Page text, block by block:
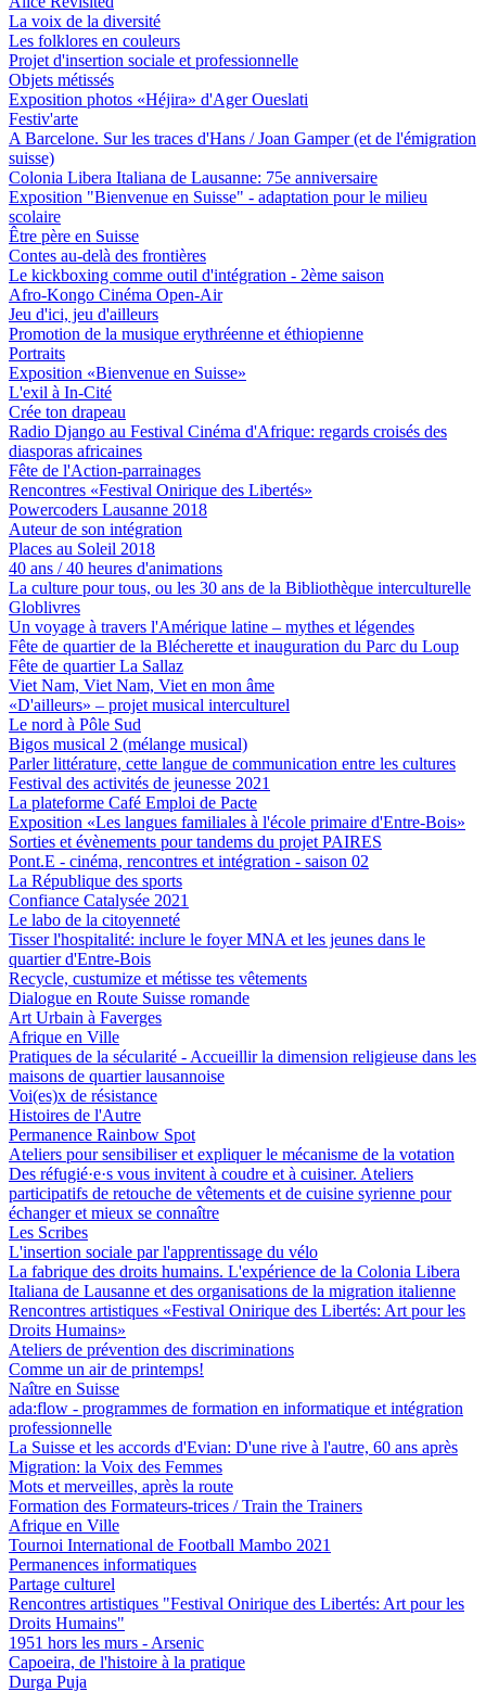
La voix de la diversité
Les folklores en couleurs
Projet d'insertion sociale et professionnelle
Objets métissés
Exposition photos «Héjira» d'Ager Oueslati
Festiv'arte
A Barcelone. Sur les traces d'Hans / Joan Gamper (et de l'émigration
suisse)
Colonia Libera Italiana de Lausanne: 75e anniversaire
Exposition "Bienvenue en Suisse" - adaptation pour le milieu
scolaire
Être père en Suisse
Contes au-delà des frontières
Le kickboxing comme outil d'intégration - 2ème saison
Afro-Kongo Cinéma Open-Air
Jeu d'ici, jeu d'ailleurs
Promotion de la musique erythréenne et éthiopienne
Portraits
Exposition «Bienvenue en Suisse»
L'exil à In-Cité
Crée ton drapeau
Radio Django au Festival Cinéma d'Afrique: regards croisés des
diasporas africaines
Fête de l'Action-parrainages
Rencontres «Festival Onirique des Libertés»
Powercoders Lausanne 2018
Auteur de son intégration
Places au Soleil 2018
40 ans / 40 heures d'animations
La culture pour tous, ou les 30 ans de la Bibliothèque interculturelle
Globlivres
Un voyage à travers l'Amérique latine – mythes et légendes
Fête de quartier de la Blécherette et inauguration du Parc du Loup
Fête de quartier La Sallaz
Viet Nam, Viet Nam, Viet en mon âme
«D'ailleurs» – projet musical interculturel
Le nord à Pôle Sud
Bigos musical 2 (mélange musical)
Parler littérature, cette langue de communication entre les cultures
Festival des activités de jeunesse 2021
La plateforme Café Emploi de Pacte
Exposition «Les langues familiales à l'école primaire d'Entre-Bois»
Sorties et évènements pour tandems du projet PAIRES
Pont.E - cinéma, rencontres et intégration - saison 02
La République des sports
Confiance Catalysée 2021
Le labo de la citoyenneté
Tisser l'hospitalité: inclure le foyer MNA et les jeunes dans le
quartier d'Entre-Bois
Recycle, custumize et métisse tes vêtements
Dialogue en Route Suisse romande
Art Urbain à Faverges
Afrique en Ville
Pratiques de la sécularité - Accueillir la dimension religieuse dans les
maisons de quartier lausannoise
Voi(es)x de résistance
Histoires de l'Autre
Permanence Rainbow Spot
Ateliers pour sensibiliser et expliquer le mécanisme de la votation
Des réfugié·e·s vous invitent à coudre et à cuisiner. Ateliers
participatifs de retouche de vêtements et de cuisine syrienne pour
échanger et mieux se connaître
Les Scribes
L'insertion sociale par l'apprentissage du vélo
La fabrique des droits humains. L'expérience de la Colonia Libera
Italiana de Lausanne et des organisations de la migration italienne
Rencontres artistiques «Festival Onirique des Libertés: Art pour les
Droits Humains»
Ateliers de prévention des discriminations
Comme un air de printemps!
Naître en Suisse
ada:flow - programmes de formation en informatique et intégration
professionnelle
La Suisse et les accords d'Evian: D'une rive à l'autre, 60 ans après
Migration: la Voix des Femmes
Mots et merveilles, après la route
Formation des Formateurs-trices / Train the Trainers
Afrique en Ville
Tournoi International de Football Mambo 2021
Permanences informatiques
Partage culturel
Rencontres artistiques "Festival Onirique des Libertés: Art pour les
Droits Humains"
1951 hors les murs - Arsenic
Capoeira, de l'histoire à la pratique
Durga Puja